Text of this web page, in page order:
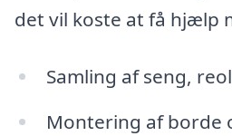
det vil koste at få hjælp
Samling af seng,
Montering af borde